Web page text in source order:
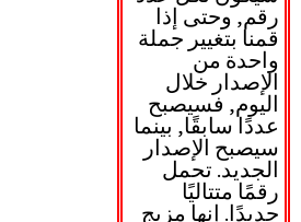
رقم, وحتى إذا
قمنا بتغيير جملة
واحدة من
الإصدار خلال
اليوم, فسيصبح
عددًا سابقًا, بينما
سيصبح الإصدار
الجديد. تحمل
رقمًا متتاليًا
جديدًا. إنها مزيج